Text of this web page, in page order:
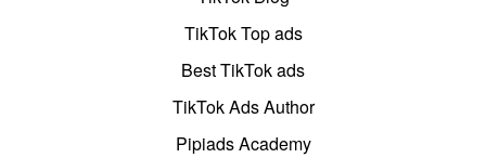
TikTok Top ads
Best TikTok ads
TikTok Ads Author
Pipiads Academy